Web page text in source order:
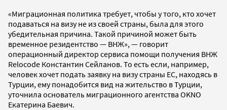
«Миграционная политика требует, чтобы у того, кто хочет
подаваться на визу не из своей страны, была для этого
убедительная причина. Такой причиной может быть
временное резидентство — ВНЖ», — говорит
операционный директор сервиса помощи получения ВНЖ
Relocode Константин Сейланов. То есть если, например,
человек хочет подать заявку на визу страны ЕС, находясь в
Турции, ему понадобится вид на жительство в Турции,
уточнила основатель миграционного агентства OKNO
Екатерина Баевич.